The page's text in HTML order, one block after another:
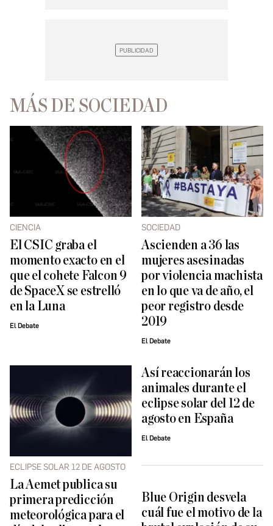
MÁS DE SOCIEDAD
CIENCIA
El CSIC graba el
momento exacto en el
que el cohete Falcon 9
de SpaceX se estrelló
en la Luna
El Debate
SOCIEDAD
Ascienden a 36 las
mujeres asesinadas
por violencia machista
en lo que va de año, el
peor registro desde
2019
El Debate
ECLIPSE SOLAR 12 DE AGOSTO
La Aemet publica su
primera predicción
meteorológica para el
Así reaccionarán los
animales durante el
eclipse solar del 12 de
agosto en España
El Debate
Blue Origin desvela
cuál fue el motivo de la